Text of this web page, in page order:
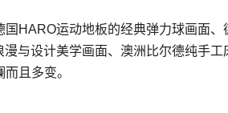
HARO运动地板的经典弹力球画面、
与设计美学画面、澳洲比尔德纯手工
且多变。